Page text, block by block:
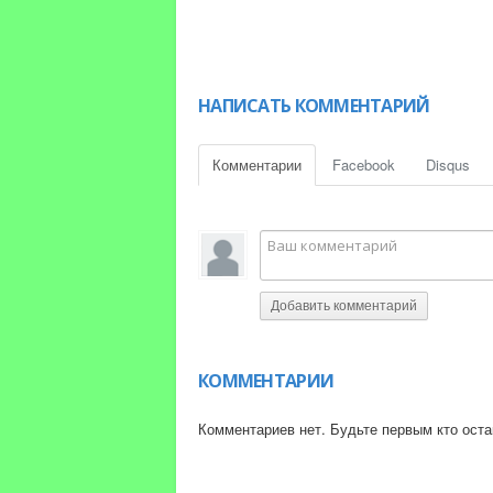
НАПИСАТЬ КОММЕНТАРИЙ
Комментарии Facebook Disqus
Добавить комментарий
КОММЕНТАРИИ
Комментариев нет. Будьте первым кто